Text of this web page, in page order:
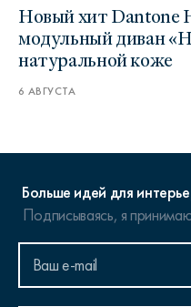
Новый хит Dantone
модульный диван
натуральной коже
6 АВГУСТА
Больше идей для
Подписываясь, я